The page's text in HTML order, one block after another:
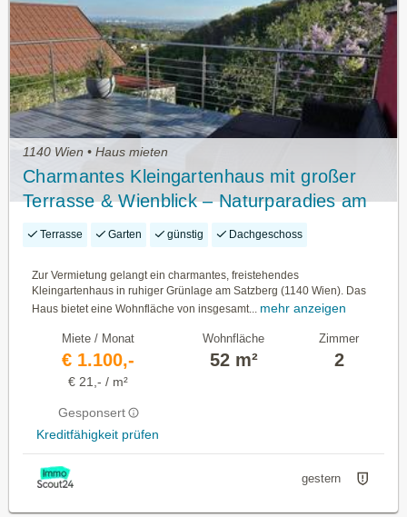
1140 Wien • Haus mieten
Charmantes Kleingartenhaus mit großer
Terrasse & Wienblick – Naturparadies am
Satzberg (1140 Wien)
Terrasse Garten günstig Dachgeschoss
Zur Vermietung gelangt ein charmantes, freistehendes
Kleingartenhaus in ruhiger Grünlage am Satzberg (1140 Wien). Das
Haus bietet eine Wohnfläche von insgesamt... mehr anzeigen
Miete / Monat
€ 1.100,-
€ 21,- / m²
Gesponsert
Kreditfähigkeit prüfen
Wohnfläche
52 m²
Zimmer
2
gestern